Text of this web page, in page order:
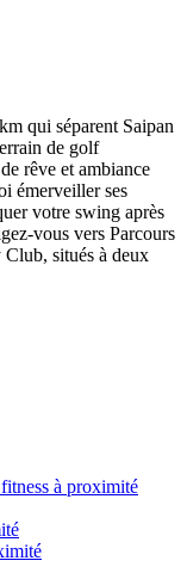
qui séparent Saipan
de golf
rêve et ambiance
émerveiller ses
votre swing après
vous vers Parcours
situés à deux
à proximité